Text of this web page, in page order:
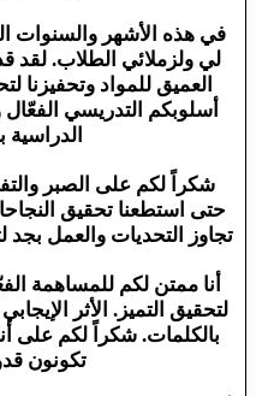
في هذه الأشهر والسنوات
لي ولزملائي الطلاب. لقد
العميق للمواد وتحفيزنا
أسلوبكم التدريسي الفعّال
شكراً لكم على الصبر
حتى استطعنا تحقيق
تجاوز التحديات والعمل بجد
أنا ممتن لكم للمساهمة
لتحقيق التميز. الأثر
بالكلمات. شكراً لكم على
تكونون